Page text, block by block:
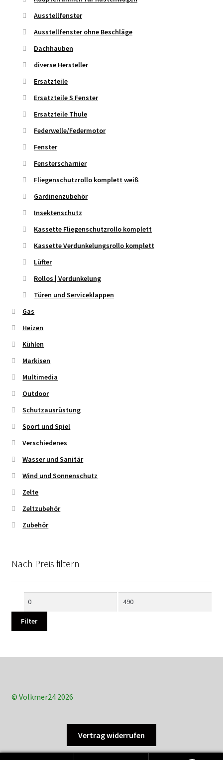
Ausstellfenster
Ausstellfenster ohne Beschläge
Dachhauben
diverse Hersteller
Ersatzteile
Ersatzteile S Fenster
Ersatzteile Thule
Federwelle/Federmotor
Fenster
Fensterscharnier
Fliegenschutzrollo komplett weiß
Gardinenzubehör
Insektenschutz
Kassette Fliegenschutzrollo komplett
Kassette Verdunkelungsrollo komplett
Lüfter
Rollos | Verdunkelung
Türen und Serviceklappen
Gas
Heizen
Kühlen
Markisen
Multimedia
Outdoor
Schutzausrüstung
Sport und Spiel
Verschiedenes
Wasser und Sanitär
Wind und Sonnenschutz
Zelte
Zeltzubehör
Zubehör
Nach Preis filtern
Min.
Max.
Filter
© Volkmer24 2026
Vertrag widerrufen